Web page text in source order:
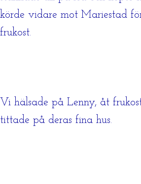
körde vidare mot Mariestad
frukost.
Vi hälsade på Lenny, åt
tittade på deras fina hus.